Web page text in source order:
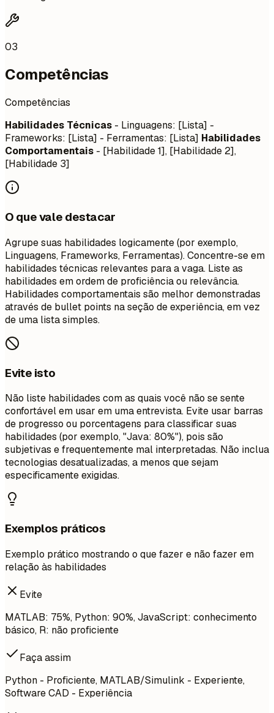
03
Competências
Competências
Habilidades Técnicas - Linguagens: [Lista] -
Frameworks: [Lista] - Ferramentas: [Lista] Habilidades
Comportamentais - [Habilidade 1], [Habilidade 2],
[Habilidade 3]
O que vale destacar
Agrupe suas habilidades logicamente (por exemplo,
Linguagens, Frameworks, Ferramentas). Concentre-se em
habilidades técnicas relevantes para a vaga. Liste as
habilidades em ordem de proficiência ou relevância.
Habilidades comportamentais são melhor demonstradas
através de bullet points na seção de experiência, em vez
de uma lista simples.
Evite isto
Não liste habilidades com as quais você não se sente
confortável em usar em uma entrevista. Evite usar barras
de progresso ou porcentagens para classificar suas
habilidades (por exemplo, "Java: 80%"), pois são
subjetivas e frequentemente mal interpretadas. Não inclua
tecnologias desatualizadas, a menos que sejam
especificamente exigidas.
Exemplos práticos
Exemplo prático mostrando o que fazer e não fazer em
relação às habilidades
Evite
MATLAB: 75%, Python: 90%, JavaScript: conhecimento
básico, R: não proficiente
Faça assim
Python - Proficiente, MATLAB/Simulink - Experiente,
Software CAD - Experiência